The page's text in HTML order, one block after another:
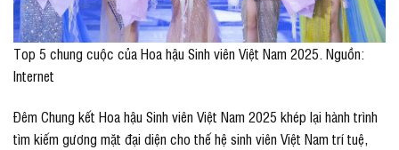
Top 5 chung cuộc của Hoa hậu Sinh viên Việt Nam 2025. Nguồn:
Internet
Đêm Chung kết Hoa hậu Sinh viên Việt Nam 2025 khép lại hành trình
tìm kiếm gương mặt đại diện cho thế hệ sinh viên Việt Nam trí tuệ,